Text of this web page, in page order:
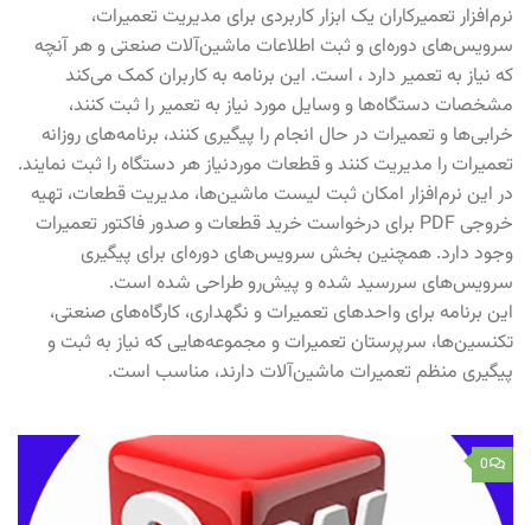
نرم‌افزار تعمیرکاران یک ابزار کاربردی برای مدیریت تعمیرات،
سرویس‌های دوره‌ای و ثبت اطلاعات ماشین‌آلات صنعتی و هر آنچه
که نیاز به تعمیر دارد ، است. این برنامه به کاربران کمک می‌کند
مشخصات دستگاه‌ها و وسایل مورد نیاز به تعمیر را ثبت کنند،
خرابی‌ها و تعمیرات در حال انجام را پیگیری کنند، برنامه‌های روزانه
تعمیرات را مدیریت کنند و قطعات موردنیاز هر دستگاه را ثبت نمایند.
در این نرم‌افزار امکان ثبت لیست ماشین‌ها، مدیریت قطعات، تهیه
خروجی PDF برای درخواست خرید قطعات و صدور فاکتور تعمیرات
وجود دارد. همچنین بخش سرویس‌های دوره‌ای برای پیگیری
سرویس‌های سررسید شده و پیش‌رو طراحی شده است.
این برنامه برای واحدهای تعمیرات و نگهداری، کارگاه‌های صنعتی،
تکنسین‌ها، سرپرستان تعمیرات و مجموعه‌هایی که نیاز به ثبت و
پیگیری منظم تعمیرات ماشین‌آلات دارند، مناسب است.
0